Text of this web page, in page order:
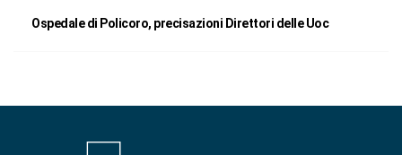
Ospedale di Policoro, precisazioni Direttori delle Uoc